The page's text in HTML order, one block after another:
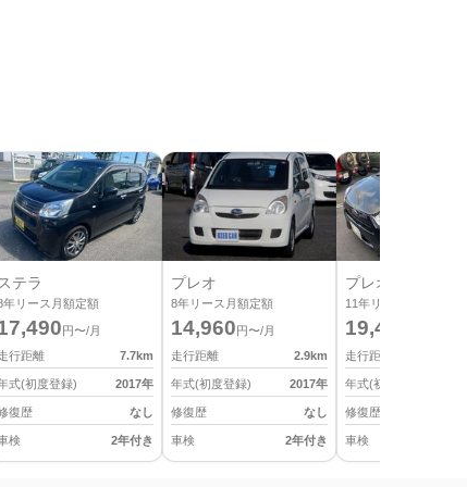
テラ
年リース月額定額
円〜/月
行距離
7.7km
式(初度登録) 2017年
復歴 なし
検 2年付き
プレオ
8年リース月額定額
14,960 円〜/月
走行距離
2.9km
年式(初度登録) 2017年
修復歴 なし
車検 2年付き
プレオ プラス
11年リース月額定額
19,470
走行距離
年式(初度登録)
修復歴
車検